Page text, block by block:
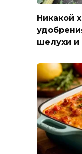
Никакой
шелухи и